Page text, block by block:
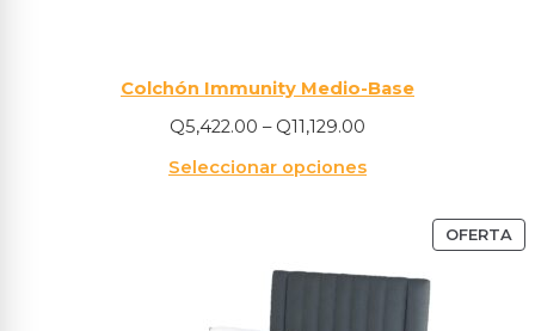
Colchón Immunity Medio-Base
Q5,422.00 – Q11,129.00
Seleccionar opciones
OFERTA